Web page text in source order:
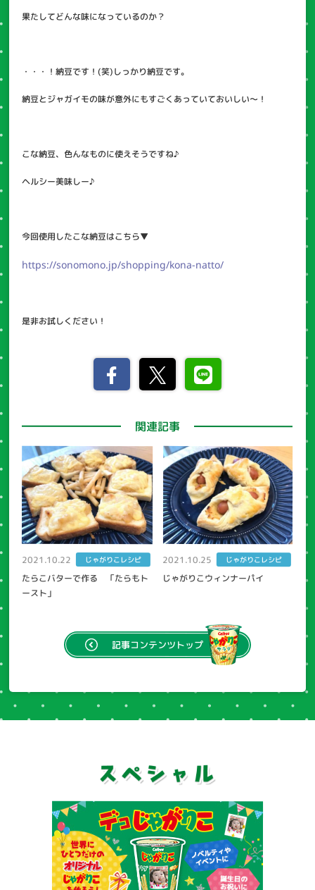
果たしてどんな味になっているのか？
・・・！納豆です！(笑)しっかり納豆です。
納豆とジャガイモの味が意外にもすごくあっていておいしい～！
こな納豆、色んなものに使えそうですね♪
ヘルシー美味しー♪
今回使用したこな納豆はこちら▼
https://sonomono.jp/shopping/kona-natto/
是非お試しください！
関連記事
2021.10.22 じゃがりこレシピ
たらこバターで作る 「たらもト
ースト」
2021.10.25 じゃがりこレシピ
じゃがりこウィンナーパイ
記事コンテンツトップ